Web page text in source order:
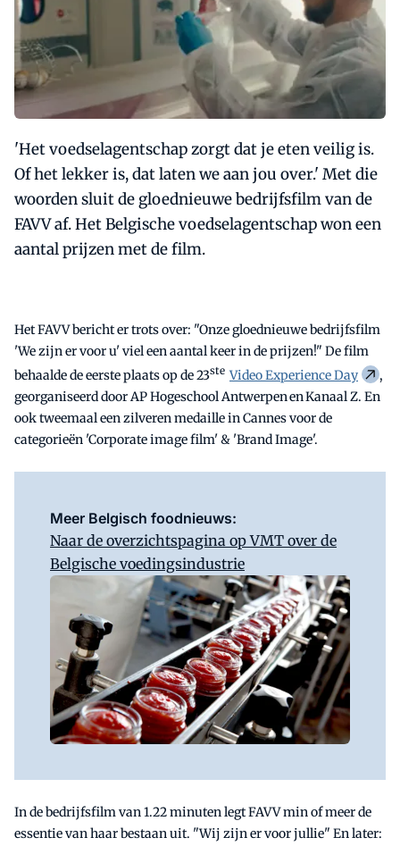
'Het voedselagentschap zorgt dat je eten veilig is.
Of het lekker is, dat laten we aan jou over.' Met die
woorden sluit de gloednieuwe bedrijfsfilm van de
FAVV af. Het Belgische voedselagentschap won een
aantal prijzen met de film.
Het FAVV bericht er trots over: "Onze gloednieuwe bedrijfsfilm
'We zijn er voor u' viel een aantal keer in de prijzen!" De film
behaalde de eerste plaats op de 23ste Video Experience Day
,
georganiseerd door AP Hogeschool Antwerpen en Kanaal Z. En
ook tweemaal een zilveren medaille in Cannes voor de
categorieën 'Corporate image film' & 'Brand Image'.
Meer Belgisch foodnieuws:
Naar de overzichtspagina op VMT over de
Belgische voedingsindustrie
In de bedrijfsfilm van 1.22 minuten legt FAVV min of meer de
essentie van haar bestaan uit. "Wij zijn er voor jullie" En later: